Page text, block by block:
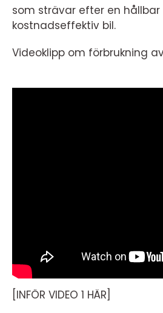
som strävar efter en hållbar
kostnadseffektiv bil.
Videoklipp om förbrukning
[INFÖR VIDEO 1 HÄR]